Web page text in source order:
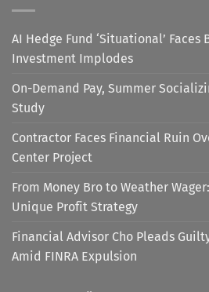
AI Hedge Fund ‘Situational’ Faces
Investment Implodes
On-Demand Pay, Summer
Study
Contractor Faces Financial Ruin
Center Project
From Money Bro to Weather
Unique Profit Strategy
Financial Advisor Cho Pleads
Amid FINRA Expulsion